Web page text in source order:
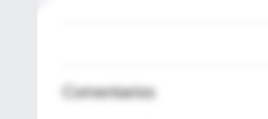
Comentarios